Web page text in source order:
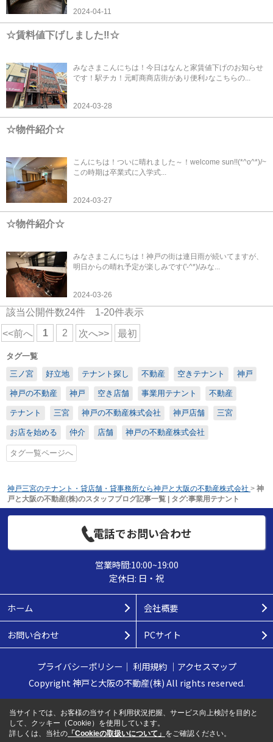
2024-04-11
☆賃料値下げしました‼☆
みなさまこんにちは！今日はなんと家賃値下げのお知らせ
です！駅チカ！元町商商店街があり便利♪なこちらの...
2024-03-28
☆物件紹介☆
こんにちは！ついに晴れました～！welcome sun!!(*^o^*)/~
この時期は卒業式に入学式...
2024-03-27
☆物件紹介☆
みなさまこんにちは！神戸の街は連日雨が続いてますが、
明日からの晴れ予定が楽しみです('-^*)/みな...
2024-03-26
該当公開件数24件 1-20件表示
<<前へ 1 2 次へ>> 最初
タグ一覧
三ノ宮
好立地 テナント探し 不動産 空きテナント 神戸
神戸の不動産 神戸 空き店舗 事業用テナント 不動産
テナント 三宮 神戸の不動産株式会社 神戸店舗 三宮
お店を始める 仲介 店舗 神戸の不動産株式会社
タグ一覧ページへ
神戸三宮のテナント・貸店舗・貸事務所なら神戸と大阪の不動産株式会社 > 神
戸と大阪の不動産(株)のスタッフブログ記事一覧 | タグ:事業用テナント
電話でお問い合わせ
営業時間:10:00~19:00
定休日: 日・祝
ホーム 会社概要
お問い合わせ PCサイト
プライバシーポリシー ｜ 利用規約｜ アクセスマップ
Copyright 神戸と大阪の不動産(株) All rights reserved.
当サイトでは、お客様の当サイト利用状況把握、サービス向上検討を目的と
して、クッキー（Cookie）を使用しています。
詳しくは、当社の 「Cookieの取扱いについて」 をご確認ください。